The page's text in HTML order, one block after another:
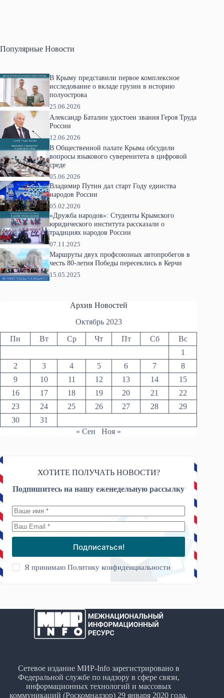
Популярные Новости
В Крыму представили первое комплексное
исследование о вкладе грузин в историю
полуострова
25.06.2026
Александр Баталин удостоен звания Героя Труда
России
12.06.2026
В Общественной палате Крыма обсудили
вопросы языкового суверенитета в цифровой
среде
05.06.2026
Владимир Путин дал старт Году единства
народов России
05.02.2026
«Дружба народов»: Студенты Крымского
юридического института рассказали о
традициях народов России
07.11.2025
Маршруты двух профсоюзных автопробегов в
честь 80-летия Победы пересеклись в Керчи
15.05.2025
Архив Новостей
Октябрь 2023
Пн Вт Ср Чт Пт Сб
Вс
1
2
3 4 5 6 7
8
9
10 11 12 13 14
15
16
17 18 19 20 21
22
23
24 25 26 27 28
29
30
31
« Сен
Ноя »
ХОТИТЕ ПОЛУЧАТЬ НОВОСТИ?
Подпишитесь на нашу еженедельную рассылку
Подписаться!
Я принимаюПолитику конфиденциальности
Сетевое издание МИР-Info зарегистрировано в
Федеральной службе по надзору в сфере связи,
информационных технологий и массовых
коммуникаций (Роскомнадзор) 29 января 2020 года.